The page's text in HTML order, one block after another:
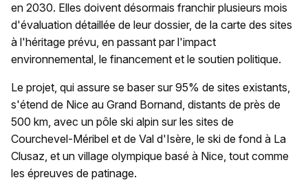
en 2030. Elles doivent désormais franchir plusieurs mois
d'évaluation détaillée de leur dossier, de la carte des sites
à l'héritage prévu, en passant par l'impact
environnemental, le financement et le soutien politique.
Le projet, qui assure se baser sur 95% de sites existants,
s'étend de Nice au Grand Bornand, distants de près de
500 km, avec un pôle ski alpin sur les sites de
Courchevel-Méribel et de Val d'Isère, le ski de fond à La
Clusaz, et un village olympique basé à Nice, tout comme
les épreuves de patinage.